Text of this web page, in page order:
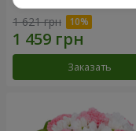
1 621 грн
Заказать